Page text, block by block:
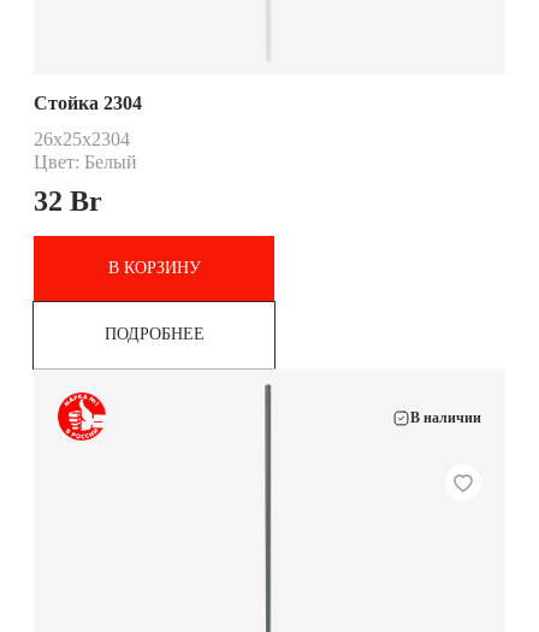
Стойка 2304
26x25x2304
Цвет: Белый
32 Br
В КОРЗИНУ
ПОДРОБНЕЕ
В наличии